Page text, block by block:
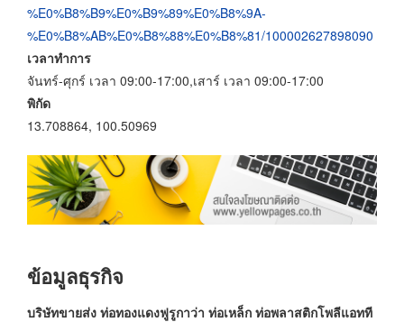
%E0%B8%B9%E0%B9%89%E0%B8%9A-
%E0%B8%AB%E0%B8%88%E0%B8%81/100002627898090
เวลาทำการ
จันทร์-ศุกร์ เวลา 09:00-17:00,เสาร์ เวลา 09:00-17:00
พิกัด
13.708864, 100.50969
ข้อมูลธุรกิจ
บริษัทขายส่ง ท่อทองแดงฟูรูกาว่า ท่อเหล็ก ท่อพลาสติกโพลีแอทที